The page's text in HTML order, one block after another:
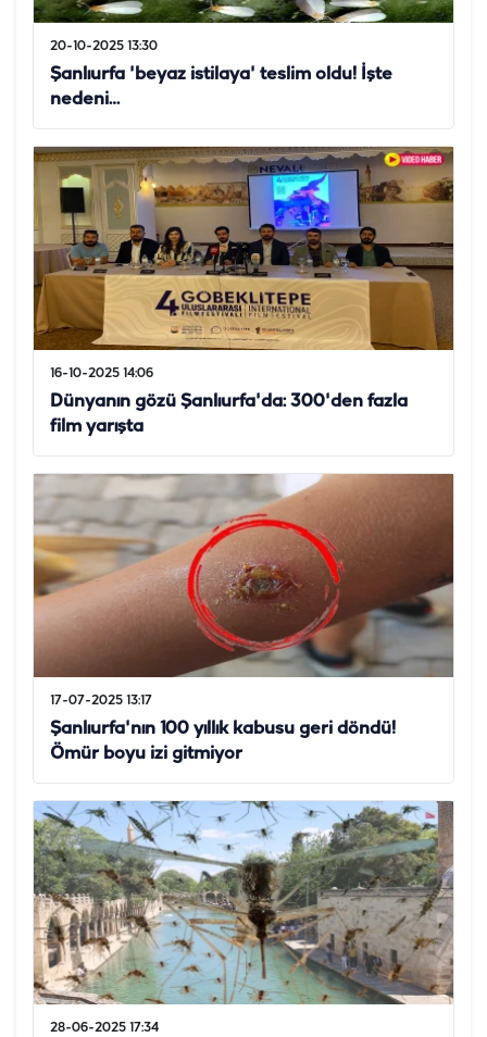
20-10-2025 13:30
Şanlıurfa 'beyaz istilaya' teslim oldu! İşte
nedeni…
16-10-2025 14:06
Dünyanın gözü Şanlıurfa'da: 300'den fazla
film yarışta
17-07-2025 13:17
Şanlıurfa'nın 100 yıllık kabusu geri döndü!
Ömür boyu izi gitmiyor
28-06-2025 17:34